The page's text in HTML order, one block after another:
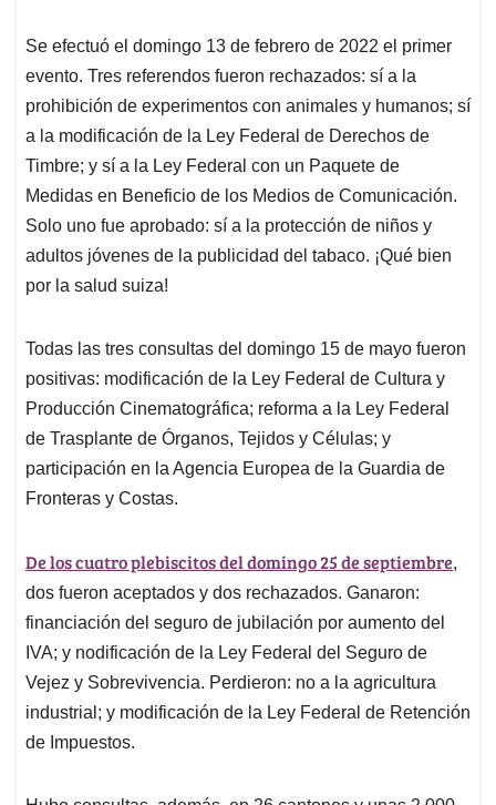
Se efectuó el domingo 13 de febrero de 2022 el primer
evento. Tres referendos fueron rechazados: sí a la
prohibición de experimentos con animales y humanos; sí
a la modificación de la Ley Federal de Derechos de
Timbre; y sí a la Ley Federal con un Paquete de
Medidas en Beneficio de los Medios de Comunicación.
Solo uno fue aprobado: sí a la protección de niños y
adultos jóvenes de la publicidad del tabaco. ¡Qué bien
por la salud suiza!
Todas las tres consultas del domingo 15 de mayo fueron
positivas: modificación de la Ley Federal de Cultura y
Producción Cinematográfica; reforma a la Ley Federal
de Trasplante de Órganos, Tejidos y Células; y
participación en la Agencia Europea de la Guardia de
Fronteras y Costas.
De los cuatro plebiscitos del domingo 25 de septiembre,
dos fueron aceptados y dos rechazados. Ganaron:
financiación del seguro de jubilación por aumento del
IVA; y nodificación de la Ley Federal del Seguro de
Vejez y Sobrevivencia. Perdieron: no a la agricultura
industrial; y modificación de la Ley Federal de Retención
de Impuestos.